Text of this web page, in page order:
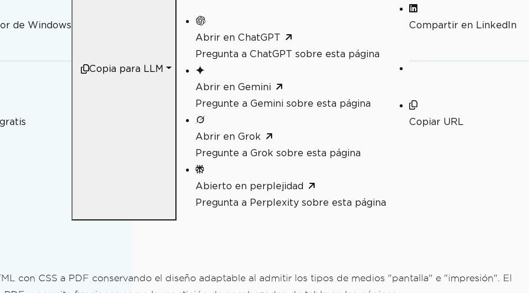
de Windows
Copia para LLM
Abrir en ChatGPT
Pregunta a ChatGPT sobre esta página
Abrir en Gemini
Pregunte a Gemini sobre esta página
Abrir en Grok
Pregunte a Grok sobre esta página
Abierto en perplejidad
Pregunta a Perplexity sobre esta página
Compartir en LinkedIn
Copiar URL
con CSS a PDF conservando el diseño adaptable al admitir los tipos de medios "pantalla" e "impresión". El